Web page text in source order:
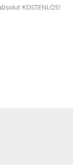
KOSTENLOS!